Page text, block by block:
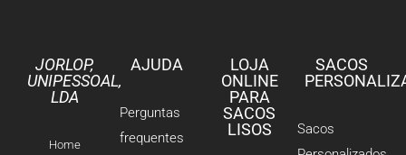
JORLOP,
UNIPESSOAL,
LDA
Home
AJUDA
Perguntas
frequentes
LOJA
ONLINE
PARA
SACOS
LISOS
SACOS
Sacos